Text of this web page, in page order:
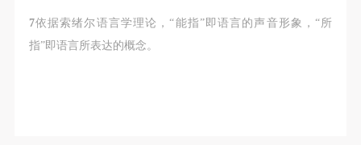
7依据索绪尔语言学理论，“能指”即语言的声音形象，“所
指”即语言所表达的概念。